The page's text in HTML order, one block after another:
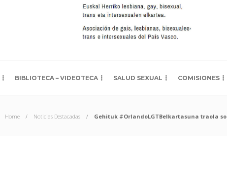
BIBLIOTECA – VIDEOTECA SALUD SEXUAL COMISIONES
Home Noticias Destacadas Gehituk #OrlandoLGTBelkartasuna traola